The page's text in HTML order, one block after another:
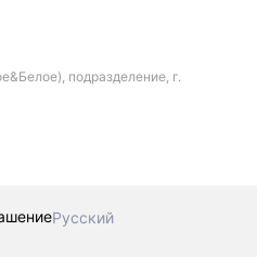
подразделение, г.
Русский